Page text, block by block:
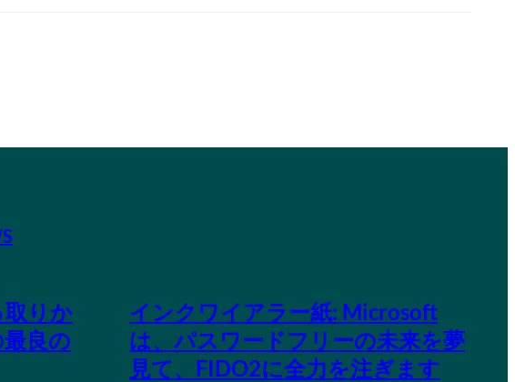
りか
良の
インクワイアラー紙: Microsoft
は、パスワードフリーの未来を夢
見て、FIDO2に全力を注ぎます